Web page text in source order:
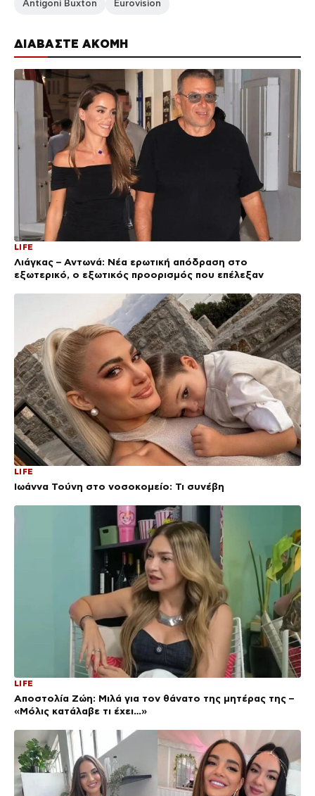
ΔΙΑΒΑΣΤΕ ΑΚΟΜΗ
LIFE
Λιάγκας – Αντωνά: Νέα ερωτική απόδραση στο
εξωτερικό, ο εξωτικός προορισμός που επέλεξαν
LIFE
Ιωάννα Τούνη στο νοσοκομείο: Τι συνέβη
LIFE
Αποστολία Ζώη: Μιλά για τον θάνατο της μητέρας της –
«Μόλις κατάλαβε τι έχει…»
Antigoni Buxton Eurovision